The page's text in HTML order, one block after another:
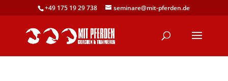
+49 175 19 29 738 seminare@mit-pferden.de